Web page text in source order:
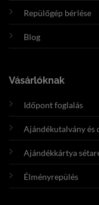
Repülőgép bérlése
Blog
Vásárlóknak
Időpont foglalás
Ajándékutalvány és
Ajándékkártya
Élményrepülés